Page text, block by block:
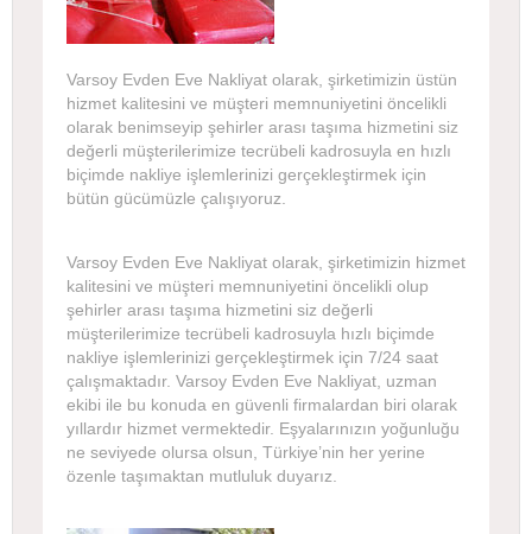
Varsoy Evden Eve Nakliyat olarak, şirketimizin üstün
hizmet kalitesini ve müşteri memnuniyetini öncelikli
olarak benimseyip şehirler arası taşıma hizmetini siz
değerli müşterilerimize tecrübeli kadrosuyla en hızlı
biçimde nakliye işlemlerinizi gerçekleştirmek için
bütün gücümüzle çalışıyoruz.
Varsoy Evden Eve Nakliyat olarak, şirketimizin hizmet
kalitesini ve müşteri memnuniyetini öncelikli olup
şehirler arası taşıma hizmetini siz değerli
müşterilerimize tecrübeli kadrosuyla hızlı biçimde
nakliye işlemlerinizi gerçekleştirmek için 7/24 saat
çalışmaktadır. Varsoy Evden Eve Nakliyat, uzman
ekibi ile bu konuda en güvenli firmalardan biri olarak
yıllardır hizmet vermektedir. Eşyalarınızın yoğunluğu
ne seviyede olursa olsun, Türkiye’nin her yerine
özenle taşımaktan mutluluk duyarız.